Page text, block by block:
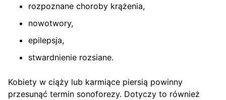
rozpoznane choroby krążenia,
nowotwory,
epilepsja,
stwardnienie rozsiane.
Kobiety w ciąży lub karmiące piersią powinny
przesunąć termin sonoforezy. Dotyczy to również